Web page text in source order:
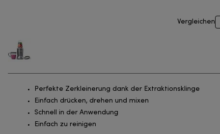
Vergleichen
Perfekte Zerkleinerung dank der Extraktionsklinge
Einfach drücken, drehen und mixen
Schnell in der Anwendung
Einfach zu reinigen